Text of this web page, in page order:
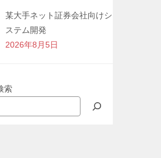
某大手ネット証券会社向けシ
ステム開発
2026年8月5日
索